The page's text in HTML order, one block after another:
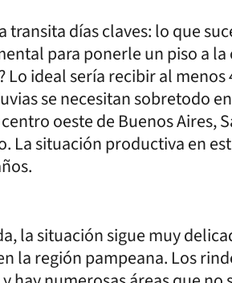
transita días claves: lo que
para ponerle un piso a
Lo ideal sería recibir al menos
se necesitan sobretodo
oeste de Buenos Aires,
La situación productiva en
la situación sigue muy
la región pampeana. Los